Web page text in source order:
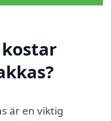
är en viktig